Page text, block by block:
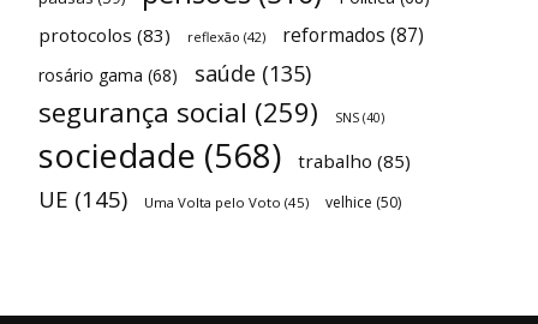
protocolos (83) reflexão (42) reformados (87)
rosário gama (68) saúde (135)
segurança social (259) SNS (40)
sociedade (568) trabalho (85)
UE (145) Uma Volta pelo Voto (45) velhice (50)